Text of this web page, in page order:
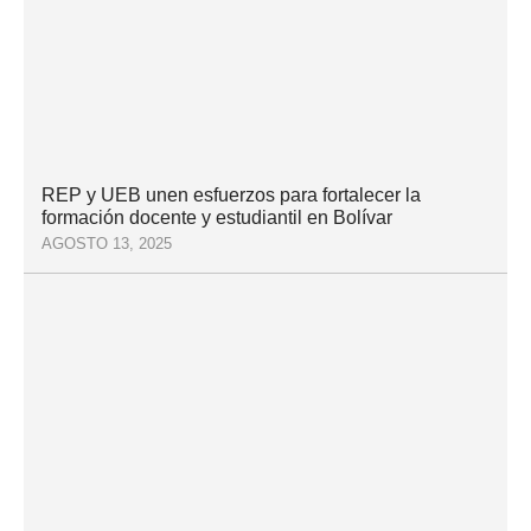
REP y UEB unen esfuerzos para fortalecer la
formación docente y estudiantil en Bolívar
AGOSTO 13, 2025